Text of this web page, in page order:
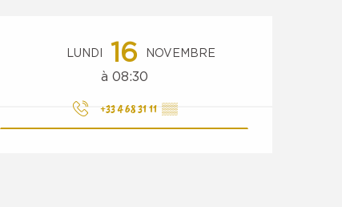
Ouverture et coordonnées
LUNDI 16 NOVEMBRE
à 08:30
+33 4 68 31 11 ▒▒